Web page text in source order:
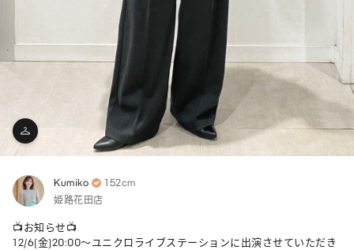
Kumiko 152cm
姫路花田店
📺お知らせ📺
12/6(金)20:00〜ユニクロライブステーションに出演させていただき